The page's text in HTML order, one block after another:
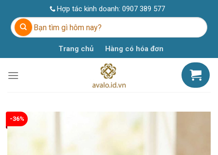
content
Hợp tác kinh doanh: 0907 389 577
Tìm
kiếm:
Trang chủ Hàng có hóa đơn
-36%